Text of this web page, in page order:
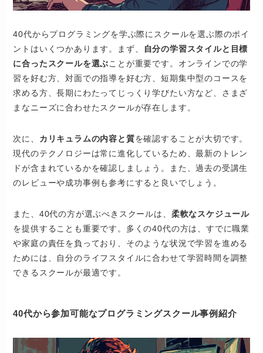
40代からプログラミングを学ぶ際にスクールを選ぶ際のポイ
ントはいくつかあります。まず、
自分の学習スタイルと目標
に合ったスクールを選ぶことが重要です。オンラインでの学
習を好む方、対面での指導を好む方、短期集中型のコースを
求める方、長期にわたってじっくり学びたい方など、さまざ
まなニーズに合わせたスクールが存在します。
次に、 カリキュラムの内容と質を確認することが大切です。
現代のテクノロジーは常に進化しているため、最新のトレン
ドが含まれているかを確認しましょう。また、過去の受講生
のレビューや成功事例も参考にすると良いでしょう。
また、40代の方が選ぶべきスクールは、 柔軟なスケジュール
を提供することも重要です。多くの40代の方は、すでに職業
や家庭の責任を負っており、そのような状況で学習を進める
ためには、自分のライフスタイルに合わせて学習時間を調整
できるスクールが最適です。
40代から参加可能なプログラミングスクール事例紹介